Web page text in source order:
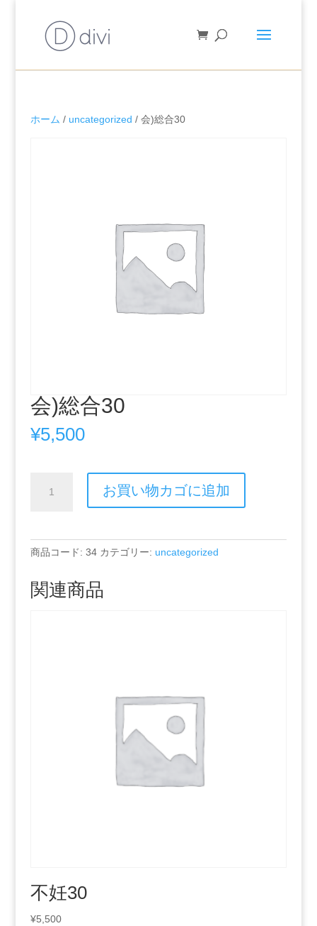
ホーム / uncategorized / 会)総合30
会)総合30
¥5,500
個
お買い物カゴに追加
商品コード: 34 カテゴリー: uncategorized
関連商品
不妊30
¥5,500